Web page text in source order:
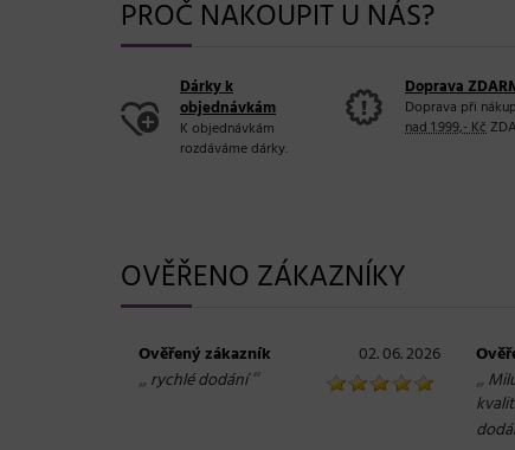
PROČ NAKOUPIT U NÁS?
Dárky k
objednávkám
K objednávkám
rozdáváme dárky.
Doprava
Doprava při
nad 1.999,- Kč
OVĚŘENO ZÁKAZNÍKY
Ověřený zákazník 02. 06. 2026
„ rychlé dodání“ „